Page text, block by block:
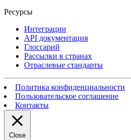
Ресурсы
Интеграции
API документация
Глоссарий
Рассылки в странах
Отраслевые стандарты
Политика конфиденциальности
Пользовательское соглашение
Контакты
Close